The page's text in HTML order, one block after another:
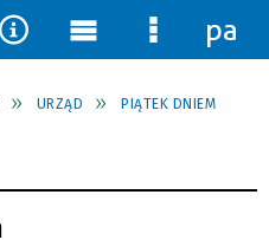
URZĄD
PIĄTEK DNIEM
Menu
główne
Menu